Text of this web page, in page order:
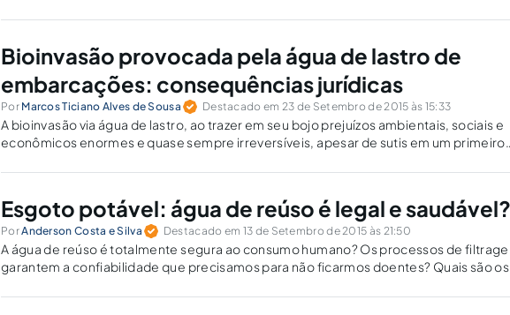
Bioinvasão provocada pela água de lastro de
embarcações: consequências jurídicas
Por Marcos Ticiano Alves de Sousa Destacado em 23 de Setembro de 2015 às 15:33
A bioinvasão via água de lastro, ao trazer em seu bojo prejuízos ambientais, sociais e
econômicos enormes e quase sempre irreversíveis, apesar de sutis em um primeiro
priorizar o tema.
Esgoto potável: água de reúso é legal e saudável?
PorAnderson Costa e Silva Destacado em 13 de Setembro de 2015 às 21:50
A água de reúso é totalmente segura ao consumo humano? Os processos de
garantem a confiabilidade que precisamos para não ficarmos doentes? Quais são os
possuem?